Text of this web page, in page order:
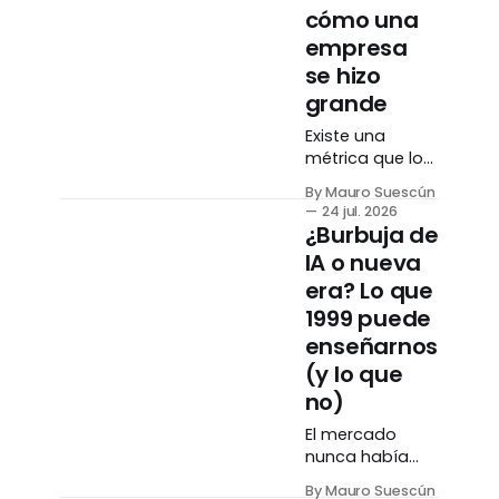
cómo una
empresa
se hizo
grande
Existe una
métrica que los
veneran: el
retorno sobre el
capital. Pero
dos empresas
pueden tener el
mismo número
espectacular y
haber llegado
ahí por caminos
completamente
opuestos.
Entender el
tanto como el
By Mauro Suescún
24 jul. 2026
¿Burbuja de
IA o nueva
era? Lo que
1999 puede
enseñarnos
(y lo que
no)
El mercado
nunca había
By Mauro Suescún